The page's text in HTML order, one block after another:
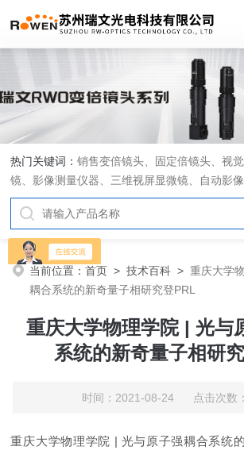
热门关键词：销售变倍镜头、固定倍镜头、视
镜、影像测量仪器、三维视屏显微镜、自动影
镜、工具显微镜、显微分析软件、定制显微光
当前位置：首页 >技术百科 >重庆大学
耦合系统的新奇量子相研究登PRL
重庆大学物理学院 | 光与
系统的新奇量子相研
时间：2021-08-24 点击次数
重庆大学物理学院 | 光与原子强耦合系统